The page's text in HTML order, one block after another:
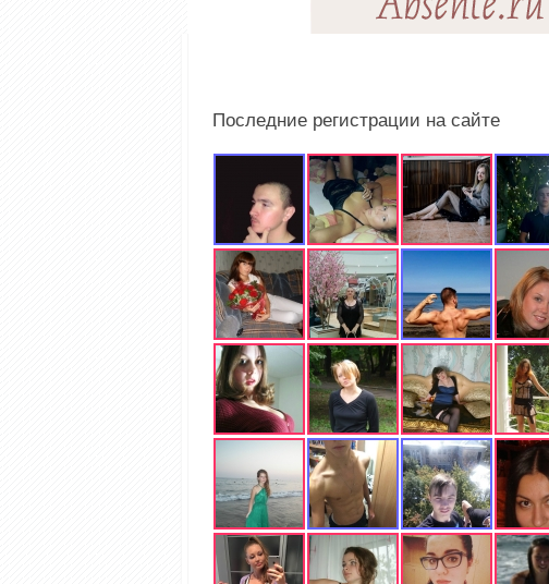
Последние регистрации на сайте